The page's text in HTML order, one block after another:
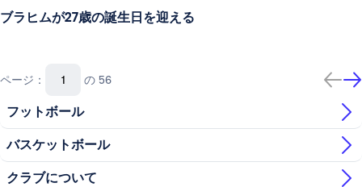
ブラヒムが27歳の誕生日を迎える
ページ： の 56
フットボール
バスケットボール
クラブについて